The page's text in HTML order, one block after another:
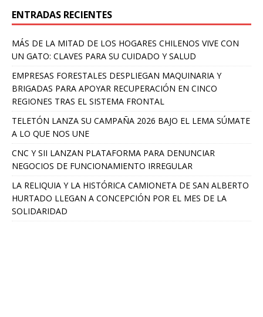
ENTRADAS RECIENTES
MÁS DE LA MITAD DE LOS HOGARES CHILENOS VIVE CON
UN GATO: CLAVES PARA SU CUIDADO Y SALUD
EMPRESAS FORESTALES DESPLIEGAN MAQUINARIA Y
BRIGADAS PARA APOYAR RECUPERACIÓN EN CINCO
REGIONES TRAS EL SISTEMA FRONTAL
TELETÓN LANZA SU CAMPAÑA 2026 BAJO EL LEMA SÚMATE
A LO QUE NOS UNE
CNC Y SII LANZAN PLATAFORMA PARA DENUNCIAR
NEGOCIOS DE FUNCIONAMIENTO IRREGULAR
LA RELIQUIA Y LA HISTÓRICA CAMIONETA DE SAN ALBERTO
HURTADO LLEGAN A CONCEPCIÓN POR EL MES DE LA
SOLIDARIDAD